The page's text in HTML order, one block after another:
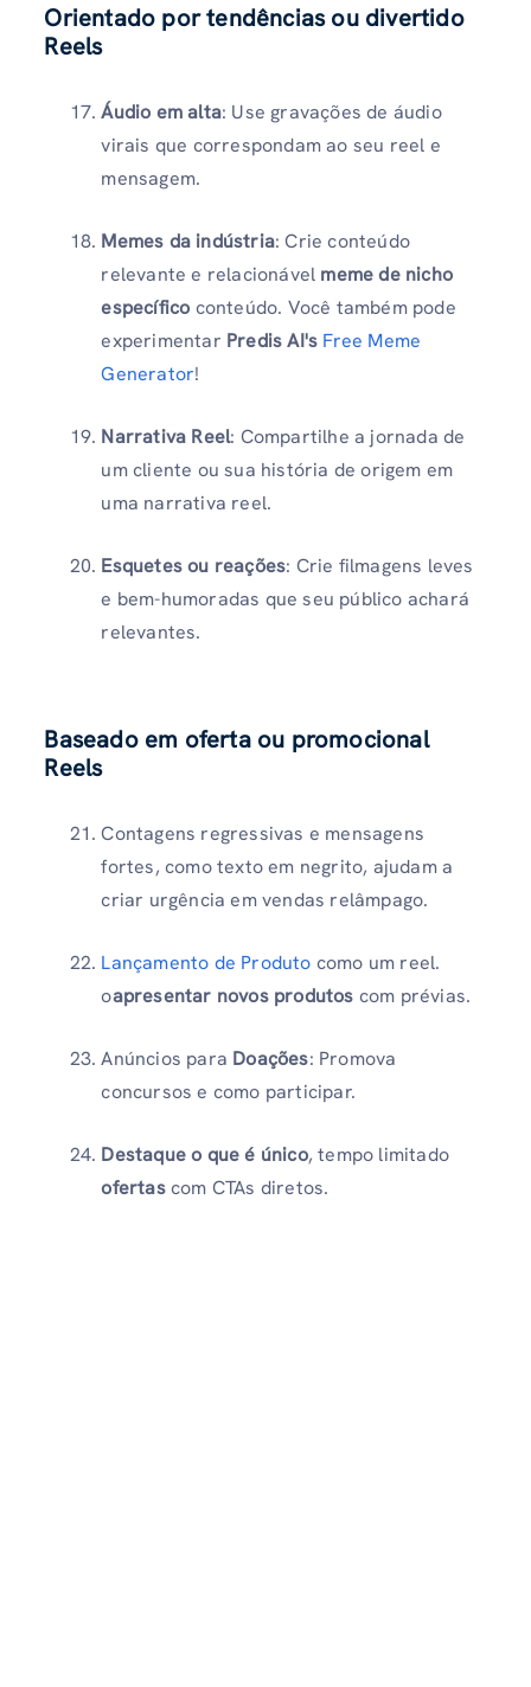
Orientado por tendências ou divertido
Reels
Áudio em alta: Use gravações de áudio
virais que correspondam ao seu reel e
mensagem.
Memes da indústria: Crie conteúdo
relevante e relacionável meme de nicho
específico conteúdo. Você também pode
experimentar Predis AI's Free Meme
Generator!
Narrativa Reel: Compartilhe a jornada de
um cliente ou sua história de origem em
uma narrativa reel.
Esquetes ou reações: Crie filmagens leves
e bem-humoradas que seu público achará
relevantes.
Baseado em oferta ou promocional
Reels
Contagens regressivas e mensagens
fortes, como texto em negrito, ajudam a
criar urgência em vendas relâmpago.
Lançamento de Produto como um reel.
oapresentar novos produtos com prévias.
Anúncios para Doações: Promova
concursos e como participar.
Destaque o que é único, tempo limitado
ofertascom CTAs diretos.